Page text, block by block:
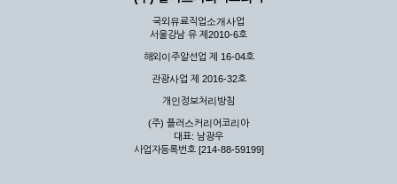
국외유료직업소개사업
서울강남 유 제2010-6호
해외이주알선업 제 16-04호
관광사업 제 2016-32호
개인정보처리방침
(주) 플러스커리어코리아
대표: 남광우
사업자등록번호 [214-88-59199]